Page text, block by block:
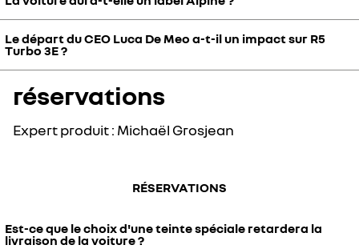
roues, le pack batterie, ainsi que l’architecture électronique.
raison de l'histoire de la marque (même famille que Renault R5
Turbo, datant des années 80).
R5 Turbo 3E n'aura pas de label Alpine comme il s'agit d'un véhicule
Renault comme sa devancière R5 Turbo de 1980.
Le départ du CEO Luca De Meo a-t-il un impact sur R5
Turbo 3E ?
Non, le projet est décidé, le développement est lancé, il n'y a donc
pas le moindre risque.
réservations
Expert produit : Michaël Grosjean
RÉSERVATIONS
Est-ce que le choix d'une teinte spéciale retardera la
livraison de la voiture ?